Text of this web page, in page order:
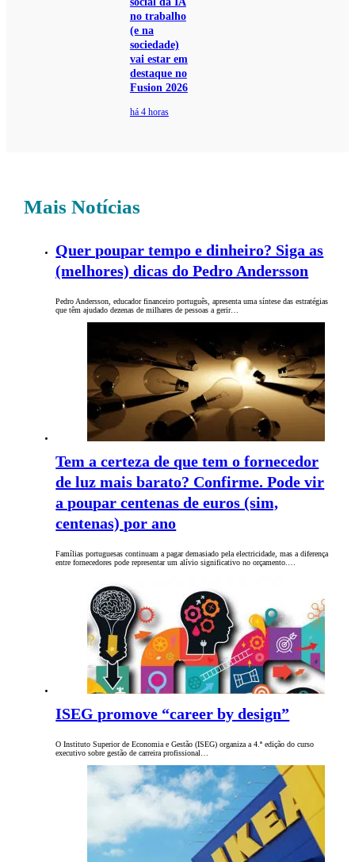
no trabalho
(e na
sociedade)
vai estar em
destaque no
Fusion 2026
há 4 horas
Mais Notícias
Quer poupar tempo e dinheiro? Siga as
(melhores) dicas do Pedro Andersson
Pedro Andersson, educador financeiro português, apresenta uma síntese das estratégias
que têm ajudado dezenas de milhares de pessoas a gerir…
Tem a certeza de que tem o fornecedor
de luz mais barato? Confirme. Pode vir
a poupar centenas de euros (sim,
centenas) por ano
Famílias portuguesas continuam a pagar demasiado pela electricidade, mas a diferença
entre fornecedores pode representar um alívio significativo no orçamento.…
ISEG promove “career by design”
O Instituto Superior de Economia e Gestão (ISEG) organiza a 4.ª edição do curso
executivo sobre gestão de carreira profissional…